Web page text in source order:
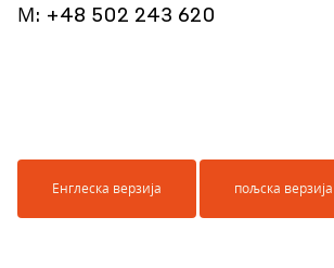
М: +48 502 243 620
Енглеска верзија пољска верзија